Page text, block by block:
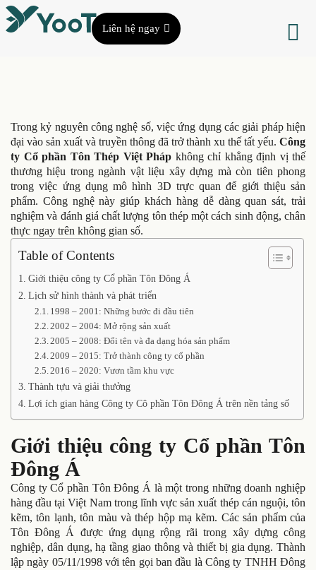
Liên hệ ngay
Trong kỷ nguyên công nghệ số, việc ứng dụng các giải pháp hiện
đại vào sản xuất và truyền thông đã trở thành xu thế tất yếu. Công
ty Cổ phần Tôn Thép Việt Pháp không chỉ khẳng định vị thế
thương hiệu trong ngành vật liệu xây dựng mà còn tiên phong
trong việc ứng dụng mô hình 3D trực quan để giới thiệu sản
phẩm. Công nghệ này giúp khách hàng dễ dàng quan sát, trải
nghiệm và đánh giá chất lượng tôn thép một cách sinh động, chân
thực ngay trên không gian số.
Table of Contents
Giới thiệu công ty Cổ phần Tôn Đông Á
Lịch sử hình thành và phát triển
1998 – 2001: Những bước đi đầu tiên
2002 – 2004: Mở rộng sản xuất
2005 – 2008: Đổi tên và đa dạng hóa sản phẩm
2009 – 2015: Trở thành công ty cổ phần
2016 – 2020: Vươn tầm khu vực
Thành tựu và giải thưởng
Lợi ích gian hàng Công ty Cô phần Tôn Đông Á trên nền tảng số
Giới thiệu công ty Cổ phần Tôn
Đông Á
Công ty Cổ phần Tôn Đông Á là một trong những doanh nghiệp
hàng đầu tại Việt Nam trong lĩnh vực sản xuất thép cán nguội, tôn
kẽm, tôn lạnh, tôn màu và thép hộp mạ kẽm. Các sản phẩm của
Tôn Đông Á được ứng dụng rộng rãi trong xây dựng công
nghiệp, dân dụng, hạ tầng giao thông và thiết bị gia dụng. Thành
lập ngày 05/11/1998 với tên gọi ban đầu là Công ty TNHH Đông